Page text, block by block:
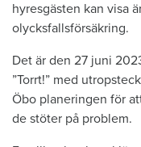
hyresgästen kan visa
olycksfallsförsäkring.
Det är den 27 juni
”Torrt!” med
Öbo planeringen för
de stöter på problem.